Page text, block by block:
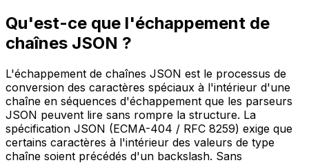
Qu'est-ce que l'échappement de
chaînes JSON ?
L'échappement de chaînes JSON est le processus de
conversion des caractères spéciaux à l'intérieur d'une
chaîne en séquences d'échappement que les parseurs
JSON peuvent lire sans rompre la structure. La
spécification JSON (ECMA-404 / RFC 8259) exige que
certains caractères à l'intérieur des valeurs de type
chaîne soient précédés d'un backslash. Sans